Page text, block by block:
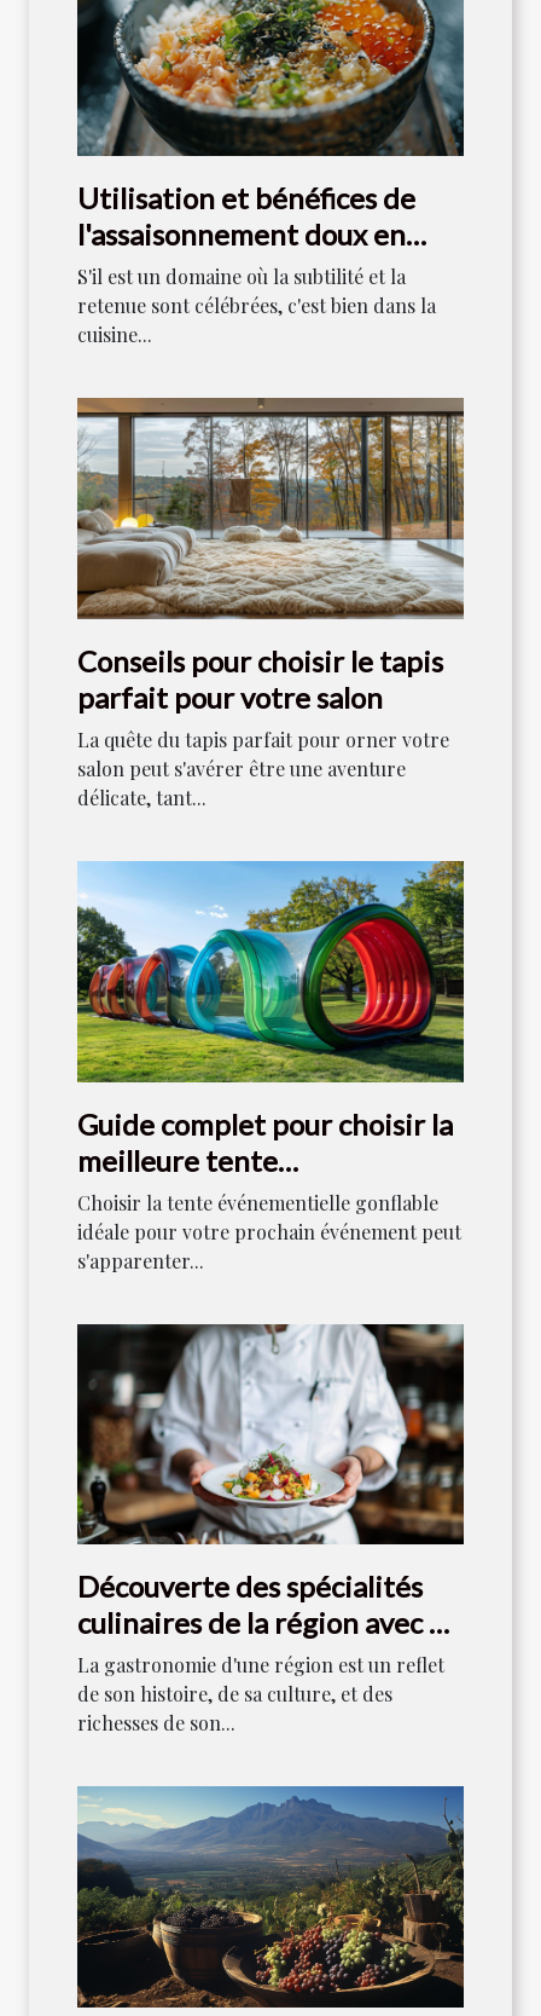
Utilisation et bénéfices de
l'assaisonnement doux en
cuisine japonaise
S'il est un domaine où la subtilité et la
retenue sont célébrées, c'est bien dans la
cuisine...
Conseils pour choisir le tapis
parfait pour votre salon
La quête du tapis parfait pour orner votre
salon peut s'avérer être une aventure
délicate, tant...
Guide complet pour choisir la
meilleure tente
événementielle gonflable
Choisir la tente événementielle gonflable
idéale pour votre prochain événement peut
s'apparenter...
Découverte des spécialités
culinaires de la région avec un
chef local
La gastronomie d'une région est un reflet
de son histoire, de sa culture, et des
richesses de son...